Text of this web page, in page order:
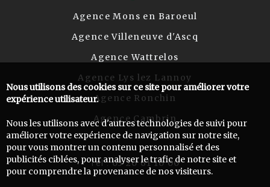
Agence Mons en Baroeul
Agence Villeneuve d'Ascq
Agence Wattrelos
Agence Lys lez Lannoy
Agence Ronchin
Agence Cambrin
Tel :03 20 61 10 00
Nous utilisons des cookies sur ce site pour améliorer votre
expérience utilisateur.
Nous les utilisons avec d'autres technologies de suivi pour
améliorer votre expérience de navigation sur notre site,
pour vous montrer un contenu personnalisé et des
publicités ciblées, pour analyser le trafic de notre site et
pour comprendre la provenance de nos visiteurs.